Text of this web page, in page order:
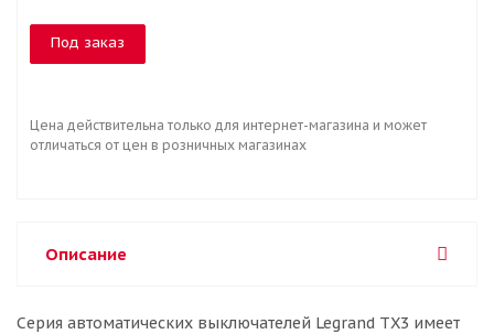
Под заказ
Цена действительна только для интернет-магазина и может
отличаться от цен в розничных магазинах
Описание
Серия автоматических выключателей Legrand TX3 имеет